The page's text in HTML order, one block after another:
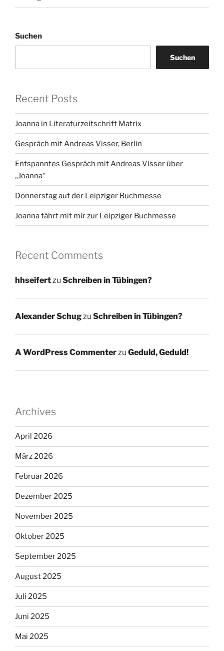
Suchen
Suchen
Recent Posts
Joanna in Literaturzeitschrift Matrix
Gespräch mit Andreas Visser, Berlin
Entspanntes Gespräch mit Andreas Visser über
„Joanna“
Donnerstag auf der Leipziger Buchmesse
Joanna fährt mit mir zur Leipziger Buchmesse
Recent Comments
hhseifert zu Schreiben in Tübingen?
Alexander Schug zu Schreiben in Tübingen?
A WordPress Commenter zu Geduld, Geduld!
Archives
April 2026
März 2026
Februar 2026
Dezember 2025
November 2025
Oktober 2025
September 2025
August 2025
Juli 2025
Juni 2025
Mai 2025